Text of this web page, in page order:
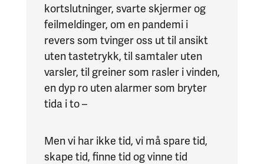
kortslutninger, svarte skjermer og
feilmeldinger, om en pandemi i
revers som tvinger oss ut til ansikt
uten tastetrykk, til samtaler uten
varsler, til greiner som rasler i vinden,
en dyp ro uten alarmer som bryter
tida i to –
Men vi har ikke tid, vi må spare tid,
skape tid, finne tid og vinne tid